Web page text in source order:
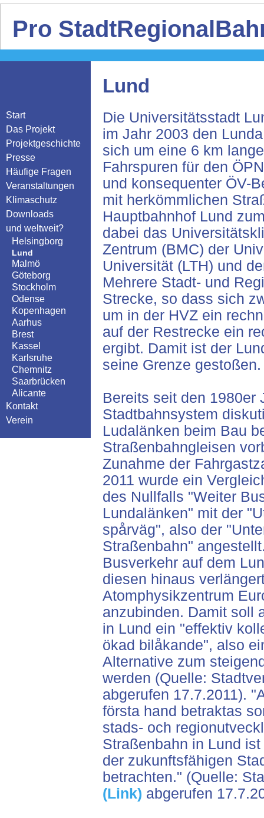
Pro
Start
Das Projekt
Projektgeschichte
Presse
Häufige Fragen
Veranstaltungen
Klimaschutz
Downloads
und weltweit?
Helsingborg
Lund
Malmö
Göteborg
Stockholm
Odense
Kopenhagen
Aarhus
Brest
Kassel
Karlsruhe
Chemnitz
Saarbrücken
Alicante
Kontakt
Verein
Lund
Die Universitätsstadt
im Jahr 2003 den
sich um eine 6 km
Fahrspuren für den
und konsequenter ÖV-
mit herkömmlichen
Hauptbahnhof Lund
dabei das
Zentrum (BMC) der
Universität (LTH) und
Mehrere Stadt- und
Strecke, so dass sich
um in der HVZ ein
auf der Restrecke ein
ergibt. Damit ist der
seine Grenze gestoßen.
Bereits seit den 1980er
Stadtbahnsystem
Ludalänken beim Bau
Straßenbahngleisen
Zunahme der
2011 wurde ein
des Nullfalls "Weiter
Lundalänken" mit der
spårväg", also der
Straßenbahn"
Busverkehr auf dem
diesen hinaus
Atomphysikzentrum
anzubinden. Damit soll
in Lund ein "effektiv
ökad bilåkande", also
Alternative zum
werden (Quelle:
abgerufen 17.7.2011).
första hand betraktas
stads- och
Straßenbahn in Lund
der zukunftsfähigen
betrachten." (Quelle:
(Link) abgerufen